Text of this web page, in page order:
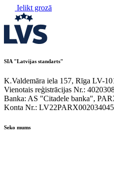
Ielikt grozā
SIA "Latvijas standarts"
K.Valdemāra iela 157, Rīga LV-
Vienotais reģistrācijas Nr.:
Banka: AS "Citadele banka",
Konta Nr.:
Seko mums